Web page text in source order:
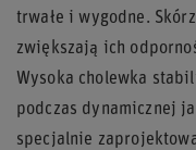
trwałe i wygodne.
zwiększają ich
Wysoka cholewka
podczas dynamicznej
specjalnie